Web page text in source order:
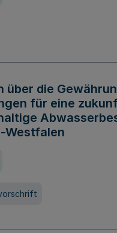
über die
für eine
Westfalen